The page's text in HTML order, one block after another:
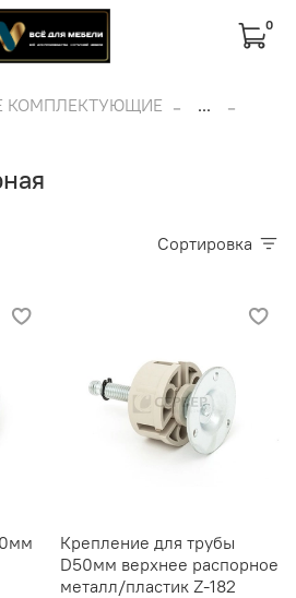
0
КОМПЛЕКТУЮЩИЕ
...
Сортировка
Крепление для трубы
D50мм верхнее распорное
металл/пластик Z-182